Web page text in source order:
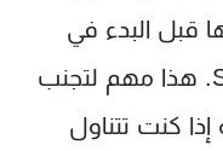
قبل البدء في
. هذا مهم لتجنب
كنت تتناول